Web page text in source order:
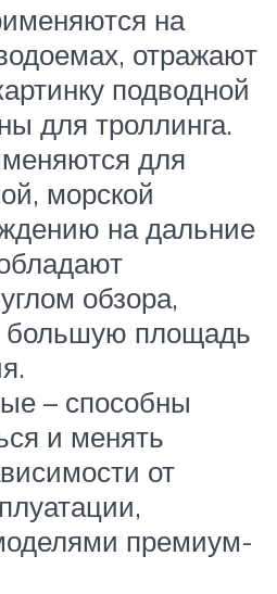
на
отражают
подводной
для троллинга.
для
морской
на дальние
обзора,
большую площадь
– способны
и менять
от
премиум-